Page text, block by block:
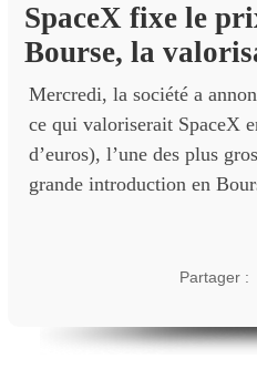
SpaceX fixe le
Bourse, la
Mercredi, la société a
ce qui valoriserait SpaceX
d’euros), l’une des plus
grande introduction en
Partager :